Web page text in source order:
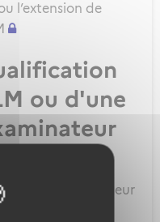
l’extension de
ou d'une
devenir formateur